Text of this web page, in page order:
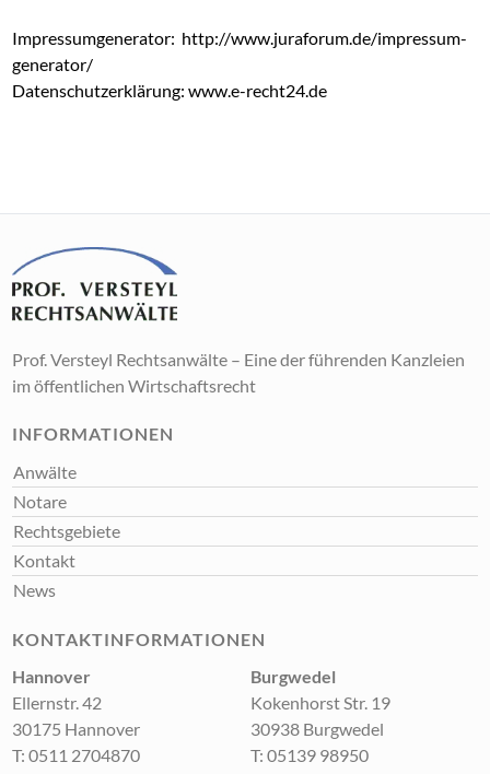
Impressumgenerator: http://www.juraforum.de/impressum-
generator/
Datenschutzerklärung: www.e-recht24.de
Prof. Versteyl Rechtsanwälte – Eine der führenden Kanzleien
im öffentlichen Wirtschaftsrecht
INFORMATIONEN
Anwälte
Notare
Rechtsgebiete
Kontakt
News
KONTAKTINFORMATIONEN
Hannover
Ellernstr. 42
30175 Hannover
T:0511 2704870
Burgwedel
Kokenhorst Str. 19
30938 Burgwedel
T: 05139 98950